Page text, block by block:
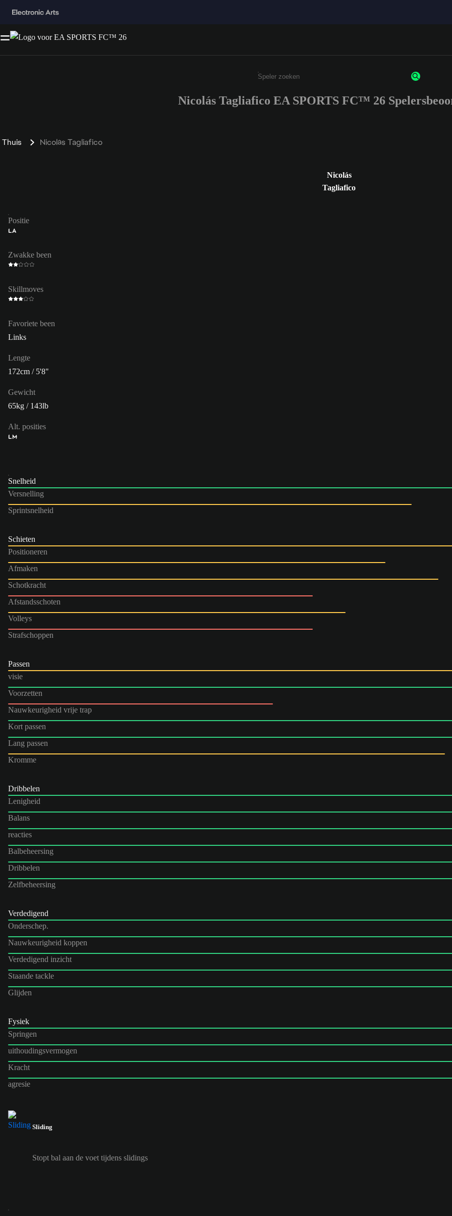
Enter a minimum of 3 characters or numbers
Nicolás Tagliafico EA SPORTS FC™ 26
Thuis Nicolás Tagliafico
Nicolás
Tagliafico
Positie
LA
Zwakke been
Skillmoves
Favoriete been
Links
Lengte
172cm / 5'8"
Gewicht
65kg / 143lb
Alt. posities
LM
Snelheid
Versnelling
Sprintsnelheid
Schieten
Positioneren
Afmaken
Schotkracht
Afstandsschoten
Volleys
Strafschoppen
Passen
visie
Voorzetten
Nauwkeurigheid vrije trap
Kort passen
Lang passen
Kromme
Dribbelen
Lenigheid
Balans
reacties
Balbeheersing
Dribbelen
Zelfbeheersing
Verdedigend
Onderschep.
Nauwkeurigheid koppen
Verdedigend inzicht
Staande tackle
Glijden
Fysiek
Springen
uithoudingsvermogen
Kracht
agresie
Sliding
Stopt bal aan de voet tijdens slidings